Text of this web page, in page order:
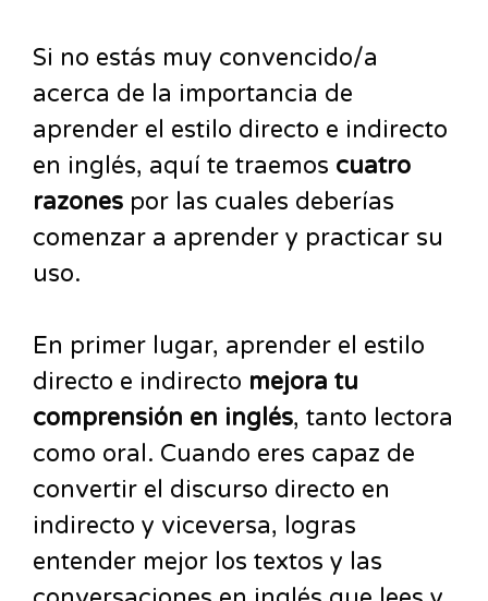
Si no estás muy convencido/a
acerca de la importancia de
aprender el estilo directo e indirecto
en inglés, aquí te traemos cuatro
razones por las cuales deberías
comenzar a aprender y practicar su
uso.
En primer lugar, aprender el estilo
directo e indirecto mejora tu
comprensión en inglés, tanto lectora
como oral. Cuando eres capaz de
convertir el discurso directo en
indirecto y viceversa, logras
entender mejor los textos y las